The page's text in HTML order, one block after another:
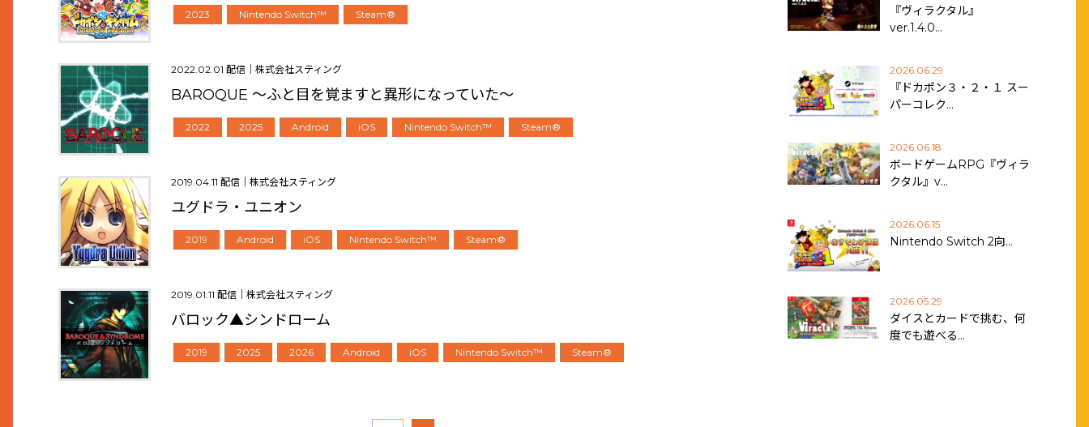
2023 Nintendo Switch™ Steam®
2022.02.01 配信｜株式会社スティング
BAROQUE ～ふと目を覚ますと異形になっていた～
2022 2025 Android iOS Nintendo Switch™ Steam®
2019.04.11 配信｜株式会社スティング
ユグドラ・ユニオン
2019 Android iOS Nintendo Switch™ Steam®
2019.01.11 配信｜株式会社スティング
バロック▲シンドローム
2019 2025 2026 Android iOS Nintendo Switch™ Steam®
『ヴィラクタル』
ver.1.4.0…
2026.06.29
『ドカポン３・２・１ スー
パーコレク…
2026.06.18
ボードゲームRPG『ヴィラ
クタル』v…
2026.06.15
Nintendo Switch 2向…
2026.05.29
ダイスとカードで挑む、何
度でも遊べる…